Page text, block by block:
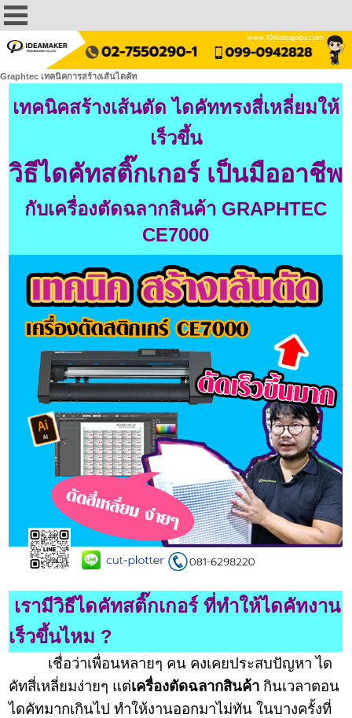
Graphtec เทคนิคการสร้างเส้นไดคัท
เทคนิคสร้างเส้นตัด ไดคัททรงสี่เหลี่ยมให้
เร็วขึ้น
วิธีไดคัทสติ๊กเกอร์ เป็นมืออาชีพ
กับเครื่องตัดฉลากสินค้า GRAPHTEC
CE7000
เรามีวิธีไดคัทสติ๊กเกอร์ ที่ทำให้ไดคัทงาน
เร็วขึ้นไหม ?
เชื่อว่าเพื่อนหลายๆ คน คงเคยประสบปัญหา ได
คัทสี่เหลี่ยมง่ายๆ แต่เครื่องตัดฉลากสินค้า กินเวลาตอน
ไดคัทมากเกินไป ทำให้งานออกมาไม่ทัน ในบางครั้งที่